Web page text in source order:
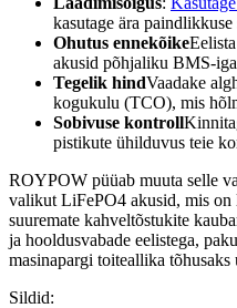
kasutage ära
Ohutus ennekõike
akusid põhjaliku BMS-
Tegelik hindVaadake
kogukulu (TCO), mis
Sobivuse kontroll
pistikute ühilduvus teie
ROYPOW püüab muuta selle
valikut LiFePO4 akusid, mis on
suuremate kahveltõstukite
ja hooldusvabade eelistega,
masinapargi toiteallika tõhusaks
Sildid: